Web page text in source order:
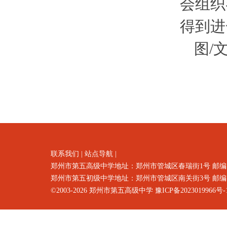
会组
得到
图/
联系我们 站点导航
郑州市第五高级中学地址：郑州市管城区春瑞街1号 邮
郑州市第五初级中学地址：郑州市管城区南关街3号 邮
©2003-2026 郑州市第五高级中学 豫ICP备2023019966号-